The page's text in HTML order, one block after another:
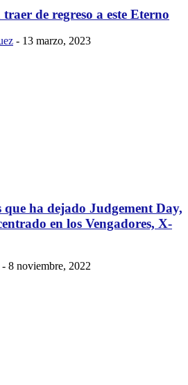
de regreso a este Eterno
- 13 marzo, 2023
que ha dejado Judgement Day,
en los Vengadores, X-
- 8 noviembre, 2022